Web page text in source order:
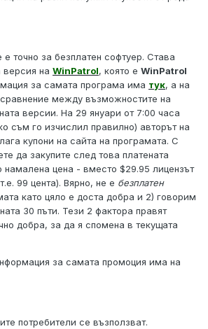
точно за безплатен софтуер. Става
версия на WinPatrol, която е WinPatrol
за самата програма има тук, а на
между възможностите на
версии. На 29 януари от 7:00 часа
съм го изчислил правилно) авторът на
купони на сайта на програмата. С
да закупите след това платената
намалена цена - вместо $29.95 лицензът
99 цента). Вярно, не е безплатен
като цяло е доста добра и 2) говорим
30 пъти. Тези 2 фактора правят
добра, за да я спомена в текущата
за самата промоция има на
потребители се възползват.